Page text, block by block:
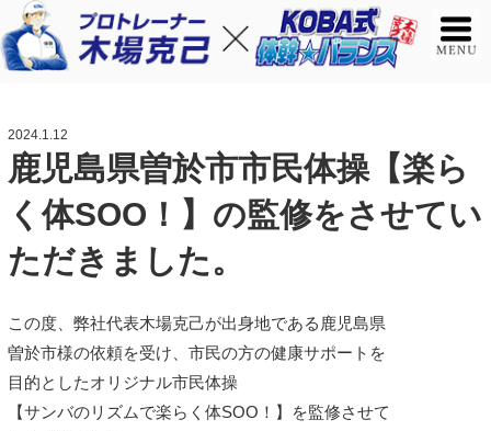
2024.1.12
鹿児島県曽於市市民体操【楽ら
く体SOO！】の監修をさせてい
ただきました。
この度、弊社代表木場克己が出身地である鹿児島県
曽於市様の依頼を受け、市民の方の健康サポートを
目的としたオリジナル市民体操
【サンバのリズムで楽らく体SOO！】を監修させて